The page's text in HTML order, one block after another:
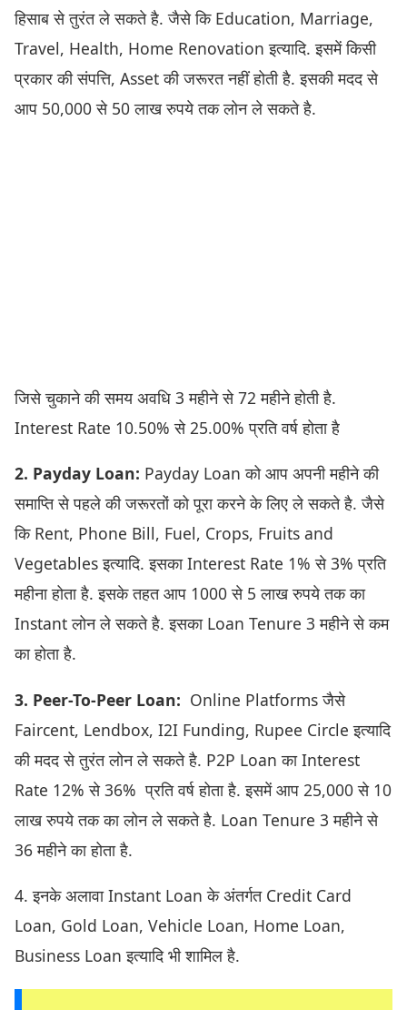
हिसाब से तुरंत ले सकते है. जैसे कि Education, Marriage,
Travel, Health, Home Renovation इत्यादि. इसमें किसी
प्रकार की संपत्ति, Asset की जरूरत नहीं होती है. इसकी मदद से
आप 50,000 से 50 लाख रुपये तक लोन ले सकते है.
जिसे चुकाने की समय अवधि 3 महीने से 72 महीने होती है.
Interest Rate 10.50% से 25.00% प्रति वर्ष होता है
2. Payday Loan: Payday Loan को आप अपनी महीने की
समाप्ति से पहले की जरूरतों को पूरा करने के लिए ले सकते है. जैसे
कि Rent, Phone Bill, Fuel, Crops, Fruits and
Vegetables इत्यादि. इसका Interest Rate 1% से 3% प्रति
महीना होता है. इसके तहत आप 1000 से 5 लाख रुपये तक का
Instant लोन ले सकते है. इसका Loan Tenure 3 महीने से कम
का होता है.
3. Peer-To-Peer Loan: Online Platforms जैसे
Faircent, Lendbox, I2I Funding, Rupee Circle इत्यादि
की मदद से तुरंत लोन ले सकते है. P2P Loan का Interest
Rate 12% से 36% प्रति वर्ष होता है. इसमें आप 25,000 से 10
लाख रुपये तक का लोन ले सकते है. Loan Tenure 3 महीने से
36 महीने का होता है.
4. इनके अलावा Instant Loan के अंतर्गत Credit Card
Loan, Gold Loan, Vehicle Loan, Home Loan,
Business Loan इत्यादि भी शामिल है.